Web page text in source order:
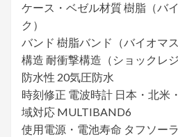
ケース・ベゼル材質 樹脂（バ
ク）
バンド 樹脂バンド（バイオマ
構造 耐衝撃構造（ショックレジ
防水性 20気圧防水
時刻修正 電波時計 日本・北米
域対応 MULTIBAND6
使用電源・電池寿命 タフソー